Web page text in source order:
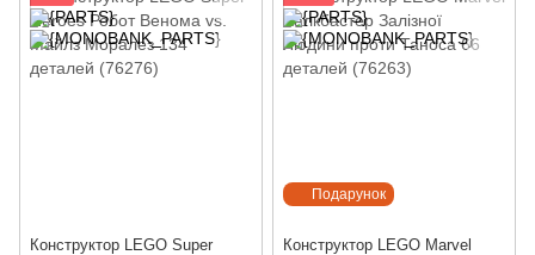
Конструктор LEGO Super
Подарунок
Конструктор LEGO Marvel